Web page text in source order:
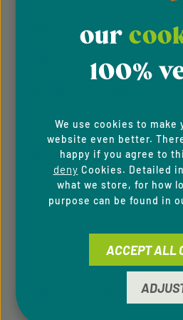
Privacy Policy
Whistleblowing system
Downloads
our
100%
We use cookies to make
website even better.
happy if you agree to
deny Cookies. Detailed
what we store, for how
purpose can be found in
ACCEPT ALL